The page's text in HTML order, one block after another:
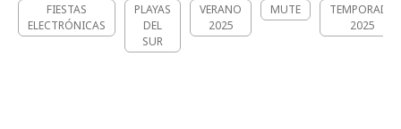
FIESTAS
ELECTRÓNICAS
PLAYAS
DEL
SUR
VERANO
2025
MUTE
TEMPORADA
2025